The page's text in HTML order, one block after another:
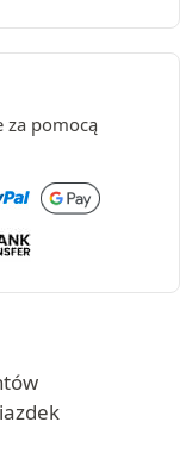
za pomocą